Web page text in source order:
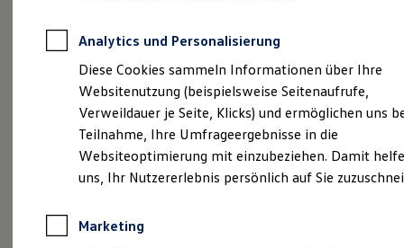
Autokredit mit Schlussrate
Versicherungen und Garantien
Kfz-Versicherung
Restschuldversicherungen
Garantien
Wartungsverträge
Geschäftskunden
Professional Class bei Volkswagen
Großkunden
Behörden
Anpfiff zum Gewinn
Cross.
Analytics und Personalisierung
Diese Cookies sammeln Informationen über Ihre
Websitenutzung (beispielsweise Seitenaufrufe,
Verweildauer je Seite, Klicks) und ermöglichen uns
Teilnahme, Ihre Umfrageergebnisse in die
Websiteoptimierung mit einzubeziehen. Damit
uns, Ihr Nutzererlebnis persönlich auf Sie
Marketing